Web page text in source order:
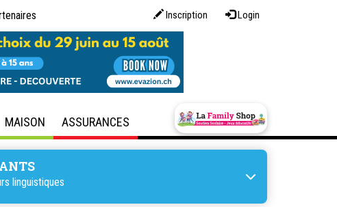
Inscription Login
MAISON ASSURANCES
linguistiques